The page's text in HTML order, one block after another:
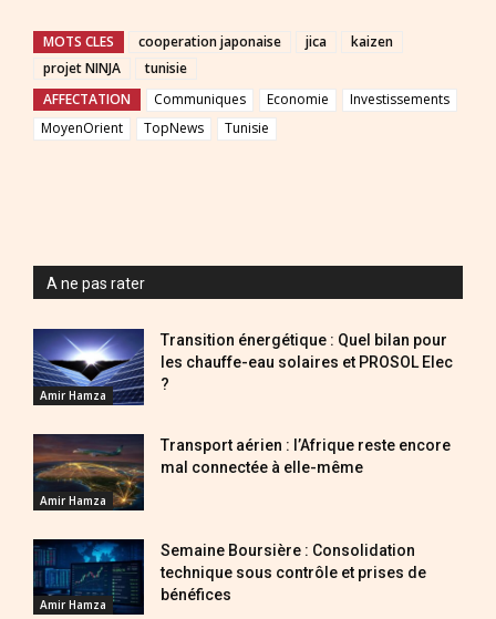
MOTS CLES cooperation japonaise jica
kaizen
projet NINJA
tunisie
AFFECTATION
Communiques Economie
Investissements
MoyenOrient
TopNews Tunisie
A ne pas rater
Amir Hamza
Transition énergétique : Quel bilan pour
les chauffe-eau solaires et PROSOL Elec
?
Amir Hamza
Transport aérien : l’Afrique reste encore
mal connectée à elle-même
Amir Hamza
Semaine Boursière : Consolidation
technique sous contrôle et prises de
bénéfices